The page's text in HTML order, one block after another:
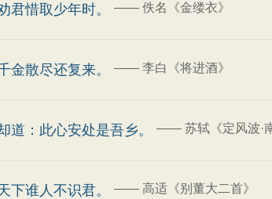
君惜取少年时。 —— 佚名《金缕衣》
金散尽还复来。 —— 李白《将进酒》
道：此心安处是吾乡。 —— 苏轼《定风波·
下谁人不识君。 —— 高适《别董大二首》